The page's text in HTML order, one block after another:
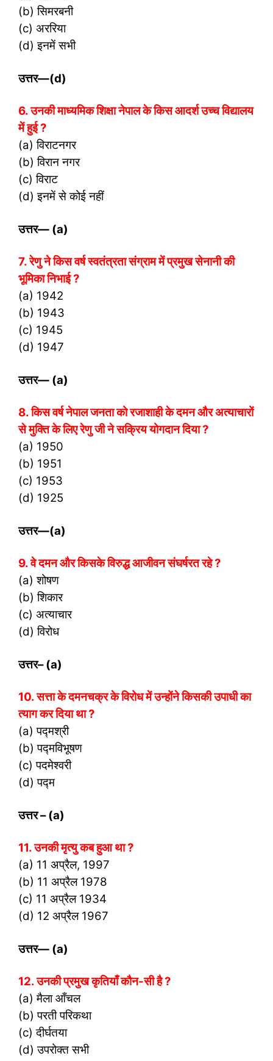
(b) सिमरबनी
(c) अररिया
(d) इनमें सभी
उत्तर—(d)
6. उनकी माध्यमिक शिक्षा नेपाल के किस आदर्श उच्च विद्यालय
में हुई ?
(a) विराटनगर
(b) विरान नगर
(c) विराट
(d) इनमें से कोई नहीं
उत्तर— (a)
7. रेणु ने किस वर्ष स्वतंत्रता संग्राम में प्रमुख सेनानी की
भूमिकानिभाई ?
(a) 1942
(b) 1943
(c) 1945
(d) 1947
उत्तर— (a)
8. किस वर्ष नेपाल जनता को रजाशाही के दमन और अत्याचारों
से मुक्ति के लिए रेणु जी ने सक्रिय योगदान दिया ?
(a) 1950
(b) 1951
(c) 1953
(d) 1925
उत्तर—(a)
9. वे दमन और किसके विरुद्ध आजीवन संघर्षरत रहे ?
(a) शोषण
(b) शिकार
(c) अत्याचार
(d) विरोध
उत्तर– (a)
10. सत्ता के दमनचक्र के विरोध में उन्होंने किसकी उपाधी का
त्याग कर दिया था ?
(a) पद्मश्री
(b) पद्मविभूषण
(c) पदमेश्वरी
(d) पद्म
उत्तर– (a)
11. उनकी मृत्यु कब हुआ था ?
(a) 11 अप्रैल, 1997
(b) 11 अप्रैल 1978
(c) 11 अप्रैल 1934
(d) 12 अप्रैल 1967
उत्तर— (a)
12. उनकी प्रमुख कृतियाँ कौन-सी है ?
(a) मैला आँचल
(b) परती परिकथा
(c) दीर्घतया
(d) उपरोक्त सभी